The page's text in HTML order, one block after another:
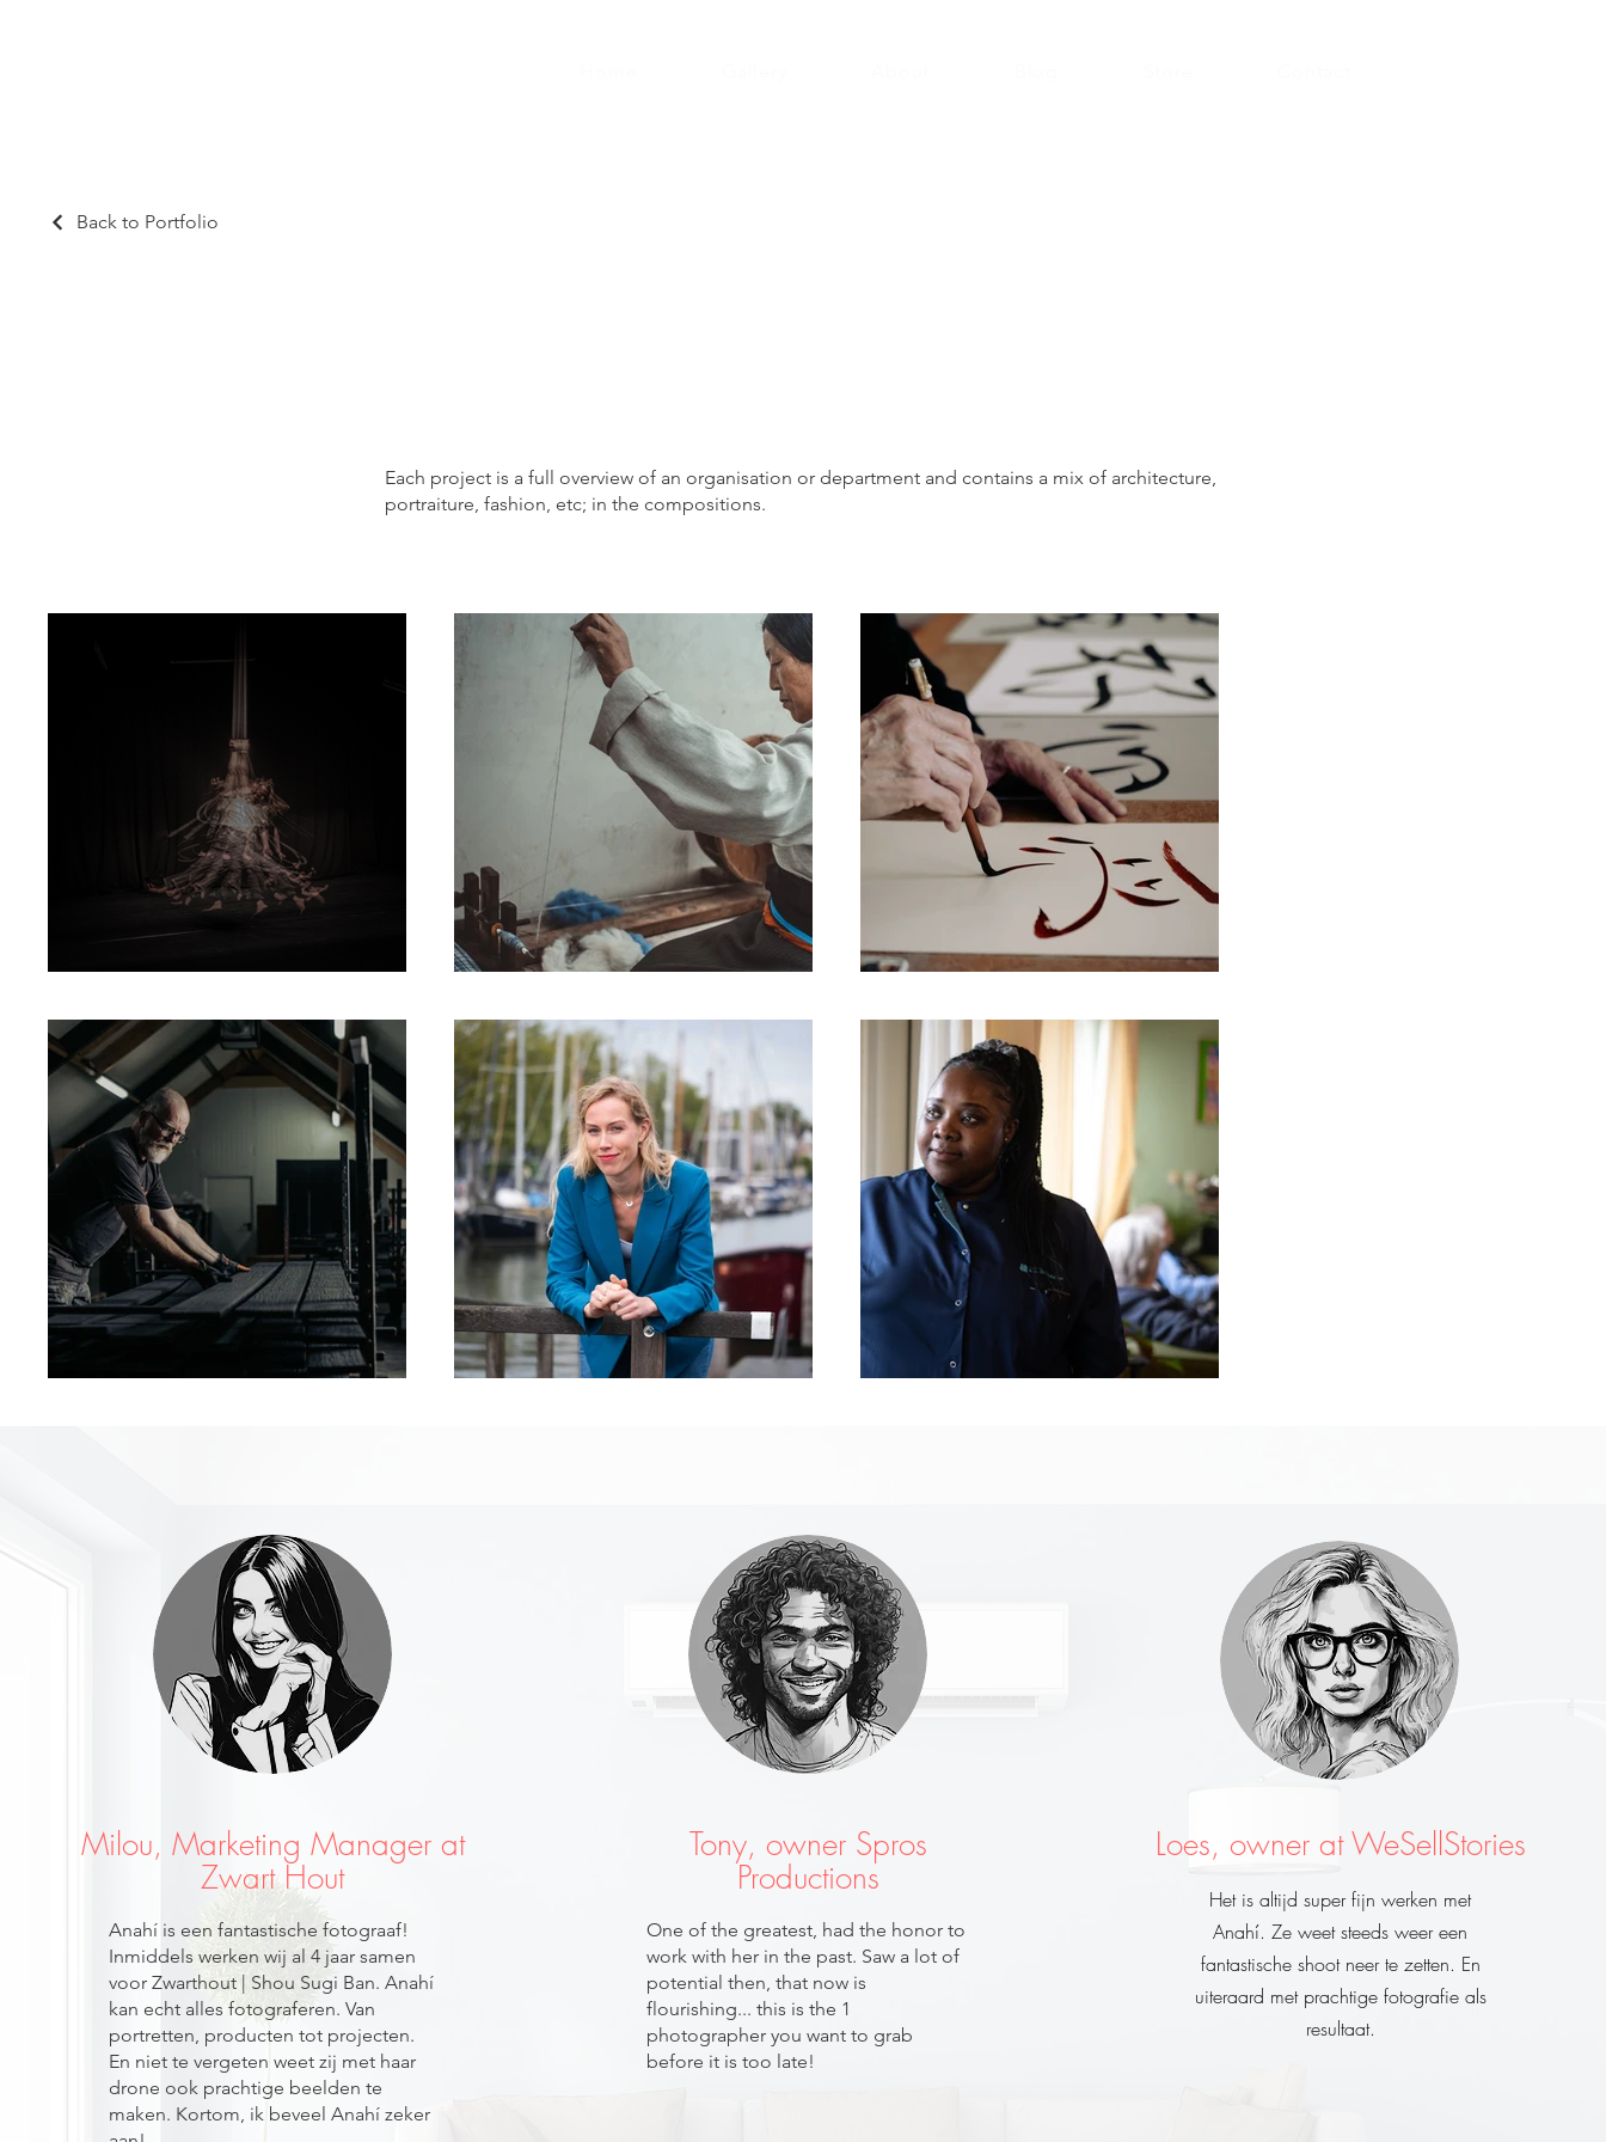
Back to Portfolio
Each project is a full overview of an organisation or department and contains a mix of architecture,
portraiture, fashion, etc; in the compositions.
Milou, Marketing Manager at
Zwart Hout
Anahí is een fantastische fotograaf!
Inmiddels werken wij al 4 jaar samen
voor Zwarthout | Shou Sugi Ban. Anahí
kan echt alles fotograferen. Van
portretten, producten tot projecten.
En niet te vergeten weet zij met haar
drone ook prachtige beelden te
maken. Kortom, ik beveel Anahí zeker
Tony, owner Spros
Productions
One of the greatest, had the honor to
work with her in the past. Saw a lot of
potential then, that now is
flourishing... this is the 1
photographer you want to grab
before it is too late!
Loes, owner at WeSellStories
Het is altijd super fijn werken met
Anahí. Ze weet steeds weer een
fantastische shoot neer te zetten. En
uiteraard met prachtige fotografie als
resultaat.